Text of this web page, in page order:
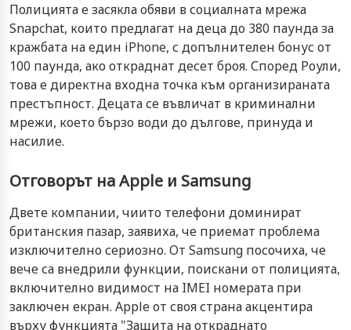
Полицията е засякла обяви в социалната мрежа
Snapchat, които предлагат на деца до 380 паунда за
кражбата на един iPhone, с допълнителен бонус от
100 паунда, ако откраднат десет броя. Според Роули,
това е директна входна точка към организираната
престъпност. Децата се въвличат в криминални
мрежи, което бързо води до дългове, принуда и
насилие.
Отговорът на Apple и Samsung
Двете компании, чиито телефони доминират
британския пазар, заявиха, че приемат проблема
изключително сериозно. От Samsung посочиха, че
вече са внедрили функции, поискани от полицията,
включително видимост на IMEI номерата при
заключен екран. Apple от своя страна акцентира
върху функцията "Защита на откраднато